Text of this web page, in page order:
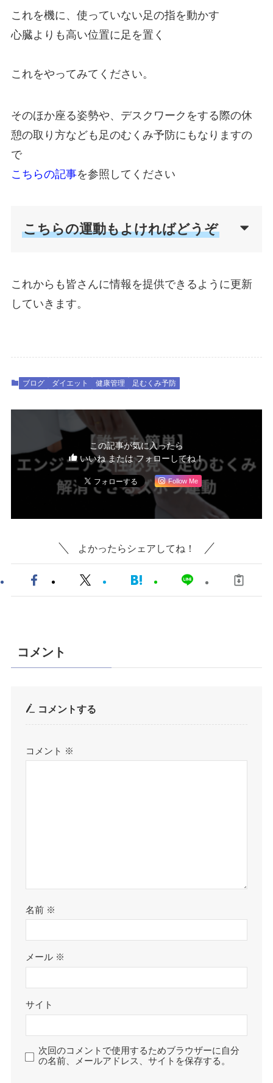
これを機に、使っていない足の指を動かす
心臓よりも高い位置に足を置く
これをやってみてください。
そのほか座る姿勢や、デスクワークをする際の休
憩の取り方なども足のむくみ予防にもなりますの
で
こちらの記事を参照してください
こちらの運動もよければどうぞ
これからも皆さんに情報を提供できるように更新
していきます。
ブログ ダイエット 健康管理 足むくみ予防
この記事が気に入ったら
いいね または フォローしてね！
Follow Me
よかったらシェアしてね！
コメント
コメントする
コメント ※
名前 ※
メール ※
サイト
次回のコメントで使用するためブラウザーに自分
の名前、メールアドレス、サイトを保存する。